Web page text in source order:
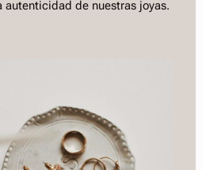
de nuestras joyas.